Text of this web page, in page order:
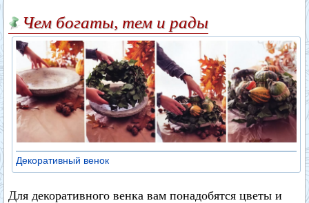
Чем богаты, тем и рады
Декоративный венок
Для декоративного венка вам понадобятся цветы и